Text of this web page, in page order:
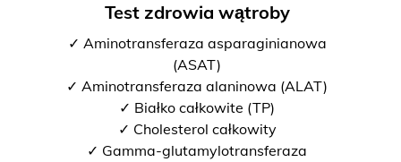
Test zdrowia wątroby
✓ Aminotransferaza asparaginianowa
(ASAT)
✓ Aminotransferaza alaninowa (ALAT)
✓ Białko całkowite (TP)
✓ Cholesterol całkowity
✓ Gamma-glutamylotransferaza